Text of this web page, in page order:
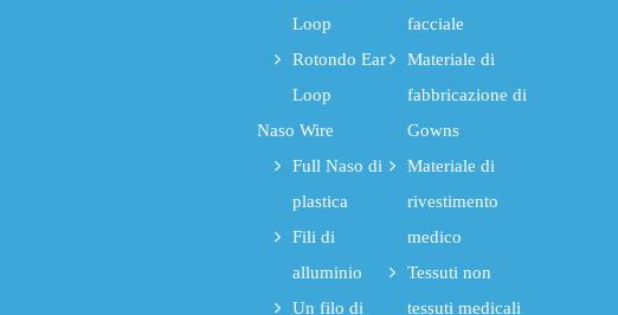
Loop
Rotondo Ear
Loop
Naso Wire
Full Naso di
plastica
Fili di
alluminio
Un filo di
facciale
Materiale di
fabbricazione di
Gowns
Materiale di
rivestimento
medico
Tessuti non
tessuti medicali